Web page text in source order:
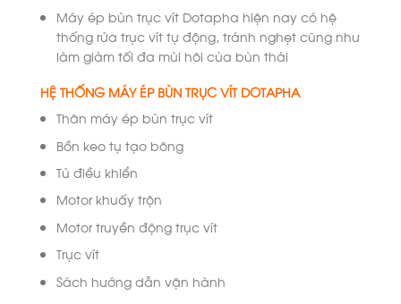
Máy ép bùn trục vít Dotapha hiện nay có hệ
thống rửa trục vít tự động, tránh nghẹt cũng như
làm giảm tối đa mùi hôi của bùn thải
HỆ THỐNG MÁY ÉP BÙN TRỤC VÍT DOTAPHA
Thân máy ép bùn trục vít
Bồn keo tụ tạo bông
Tủ điều khiển
Motor khuấy trộn
Motor truyền động trục vít
Trục vít
Sách hướng dẫn vận hành